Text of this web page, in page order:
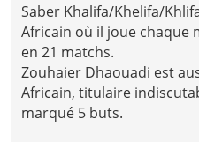
Saber Khalifa/Khelifa/
Africain où il joue chaque
en 21 matchs.
Zouhaier Dhaouadi est
Africain, titulaire
marqué 5 buts.